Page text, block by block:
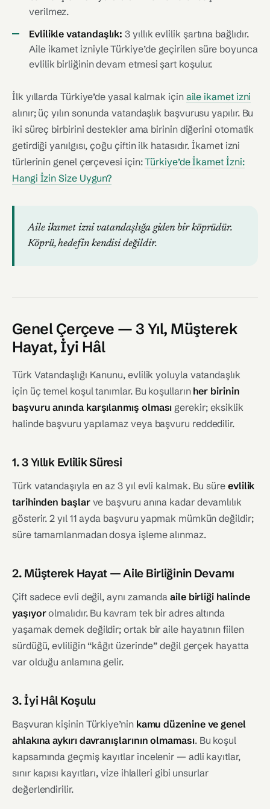
verilmez.
Evlilikle vatandaşlık: 3 yıllık evlilik şartına bağlıdır.
Aile ikamet izniyle Türkiye’de geçirilen süre boyunca
evlilik birliğinin devam etmesi şart koşulur.
İlk yıllarda Türkiye’de yasal kalmak için aile ikamet izni
alınır; üç yılın sonunda vatandaşlık başvurusu yapılır. Bu
iki süreç birbirini destekler ama birinin diğerini otomatik
getirdiği yanılgısı, çoğu çiftin ilk hatasıdır. İkamet izni
türlerinin genel çerçevesi için:Türkiye’de İkamet İzni:
Hangi İzin Size Uygun?
Aile ikamet izni vatandaşlığa giden bir köprüdür.
Köprü, hedefin kendisi değildir.
Genel Çerçeve — 3 Yıl, Müşterek
Hayat, İyi Hâl
Türk Vatandaşlığı Kanunu, evlilik yoluyla vatandaşlık
için üç temel koşul tanımlar. Bu koşulların her birinin
başvuru anında karşılanmış olması gerekir; eksiklik
halinde başvuru yapılamaz veya başvuru reddedilir.
1. 3 Yıllık Evlilik Süresi
Türk vatandaşıyla en az 3 yıl evli kalmak. Bu süre evlilik
tarihinden başlarve başvuru anına kadar devamlılık
gösterir. 2 yıl 11 ayda başvuru yapmak mümkün değildir;
süre tamamlanmadan dosya işleme alınmaz.
2. Müşterek Hayat — Aile Birliğinin Devamı
Çift sadece evli değil, aynı zamandaaile birliği halinde
yaşıyorolmalıdır. Bu kavram tek bir adres altında
yaşamak demek değildir; ortak bir aile hayatının fiilen
sürdüğü, evliliğin “kâğıt üzerinde” değil gerçek hayatta
var olduğu anlamına gelir.
3. İyi Hâl Koşulu
Başvuran kişinin Türkiye’nin kamu düzenine ve genel
ahlakına aykırı davranışlarının olmaması. Bu koşul
kapsamında geçmiş kayıtlar incelenir — adli kayıtlar,
sınır kapısı kayıtları, vize ihlalleri gibi unsurlar
değerlendirilir.